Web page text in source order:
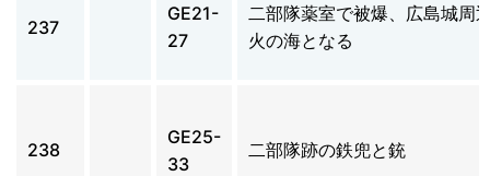
237
GE21-
27
二部隊薬室で被爆、広島城周
火の海となる
238
GE25-
33
二部隊跡の鉄兜と銃